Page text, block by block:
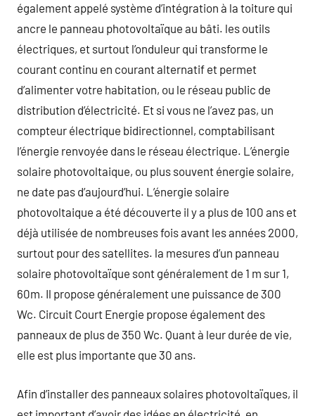
également appelé système d’intégration à la toiture qui
ancre le panneau photovoltaïque au bâti. les outils
électriques, et surtout l’onduleur qui transforme le
courant continu en courant alternatif et permet
d’alimenter votre habitation, ou le réseau public de
distribution d’électricité. Et si vous ne l’avez pas, un
compteur électrique bidirectionnel, comptabilisant
l’énergie renvoyée dans le réseau électrique. L’énergie
solaire photovoltaique, ou plus souvent énergie solaire,
ne date pas d’aujourd’hui. L’énergie solaire
photovoltaique a été découverte il y a plus de 100 ans et
déjà utilisée de nombreuses fois avant les années 2000,
surtout pour des satellites. la mesures d’un panneau
solaire photovoltaïque sont généralement de 1 m sur 1,
60m. Il propose généralement une puissance de 300
Wc. Circuit Court Energie propose également des
panneaux de plus de 350 Wc. Quant à leur durée de vie,
elle est plus importante que 30 ans.
Afin d’installer des panneaux solaires photovoltaïques, il